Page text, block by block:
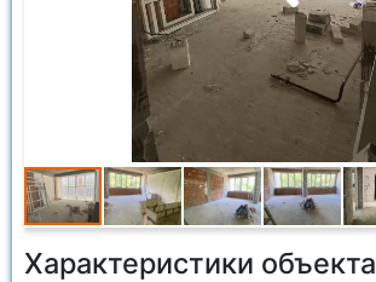
Характеристики объекта